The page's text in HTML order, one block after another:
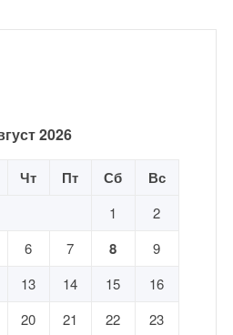
2026
Чт Пт Сб Вс
1
2
6 7 8
9
13 14 15
16
20 21 22
23